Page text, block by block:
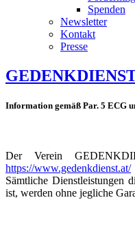
Spenden
Newsletter
Kontakt
Presse
Information gemäß Par. 5 ECG
Der Verein
https://www.gedenkdienst.at/
Sämtliche Dienstleistungen
ist, werden ohne jegliche